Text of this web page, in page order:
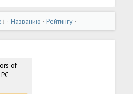
·Названию ·Рейтингу ·
·Просмотрам
of